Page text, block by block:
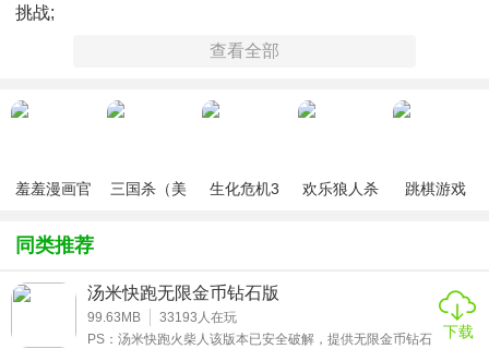
挑战;
2、放置挂机也可以领取奖励丰厚的离线收益，何乐不为呢;
神枪行动破解版9999999钻石是一款可以给你紧张刺激的战
包，让你最大程度的提升角色战力，打造一个你的专属角色!
查看全部
羞羞漫画官
三国杀（美
生化危机3
欢乐狼人杀
跳棋游戏
同类推荐
汤米快跑无限金币钻石版
99.63MB 33193 人在玩
PS：汤米快跑火柴人该版本已安全破解，提供无限金币钻石
下载